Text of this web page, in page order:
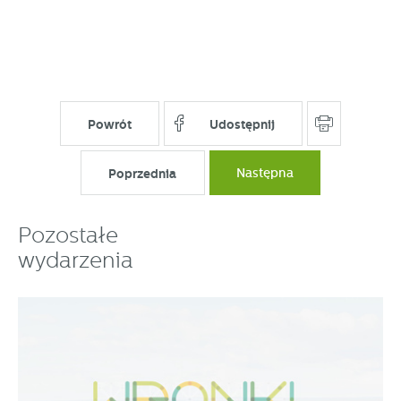
Powrót Udostępnij
Poprzednia Następna
Pozostałe
wydarzenia